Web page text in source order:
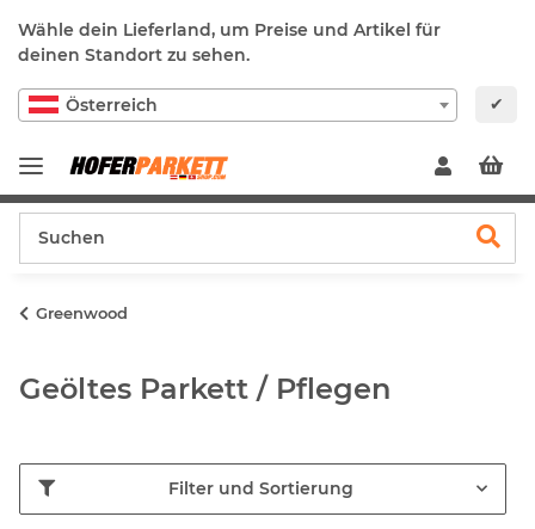
Wähle dein Lieferland, um Preise und Artikel für
deinen Standort zu sehen.
Österreich ✔
Greenwood
Geöltes Parkett / Pflegen
Filter und Sortierung